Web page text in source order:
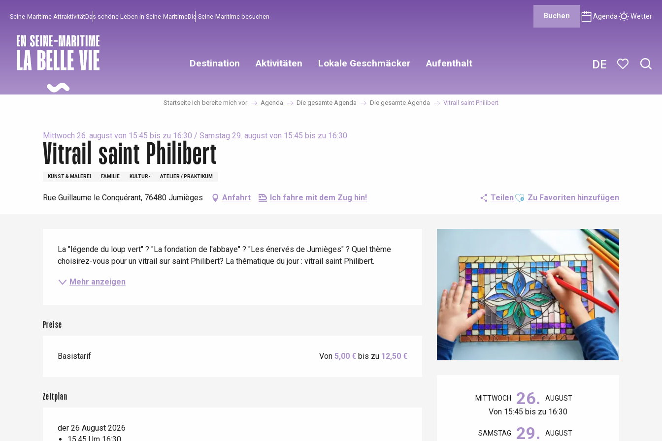
principal
DE
Seine-Maritime AttraktivitätDas schöne Leben in Seine-MaritimeDie Seine-Maritime besuchen Buchen Agenda Wetter
Destination
Offranville
Aktivitäten
Um zu profitieren
Die gesamte Agenda
Mit den Kindern
Lokale Geschmäcker
Unumgänglich
Trendige Orte
Aussicht
Aufenthalt
Gut aus der Heimat !
Aufenthalte am Meer
Fahrradaufenthalte
Startseite Ich bereite mich vor Agenda Die gesamte Agenda Die gesamte Agenda Vitrail saint Philibert
Mittwoch 26. august von 15:45 bis zu 16:30 / Samstag 29. august von 15:45 bis zu 16:30
Vitrail saint Philibert
KUNST & MALEREI FAMILIE KULTUR- ATELIER / PRAKTIKUM
Rue Guillaume le Conquérant, 76480 Jumièges Anfahrt Ich fahre mit dem Zug hin! TeilenAjouter aux favoris
Zu Favoriten hinzufügen
MITTWOCH 26. AUGUST
Von 15:45 bis zu 16:30
SAMSTAG 29. AUGUST
La "légende du loup vert" ? "La fondation de l'abbaye" ? "Les énervés de Jumièges" ? Quel thème
choisirez-vous pour un vitrail sur saint Philibert? La thématique du jour : vitrail saint Philibert.
Mehr anzeigen
Preise
Basistarif Von5,00 € bis zu 12,50 €
Zeitplan
der 26 August 2026